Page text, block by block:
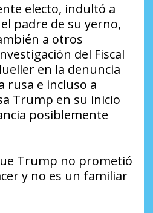
electo, indultó a
padre de su yerno,
a otros
del Fiscal
en la denuncia
rusa e incluso a
Trump en su inicio
posiblemente
Trump no prometió
y no es un familiar